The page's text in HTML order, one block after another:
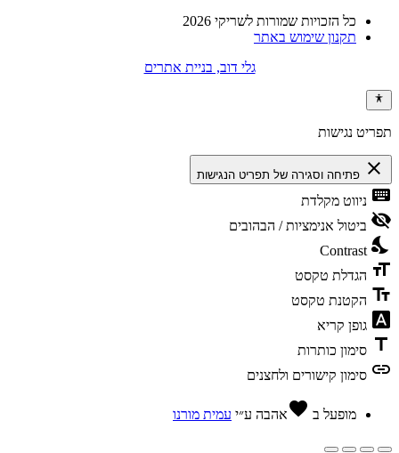
כל הזכויות שמורות לשריקי 2026
תקנון שימוש באתר
גלי דוב, בניית אתרים
תפריט נגישות
close פתיחה וסגירה של תפריט הנגישות
keyboard ניווט מקלדת
visibility_off ביטול אנימציות / הבהובים
nights_stay
Contrast
format_size הגדלת טקסט
text_fields הקטנת טקסט
font_download גופן קריא
title סימון כותרות
link סימון קישורים ולחצנים
מופעל ב favoriteאהבה ע״י עמית מורנו